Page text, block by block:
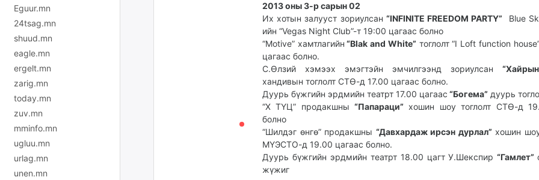
Eguur.mn
24tsag.mn
shuud.mn
eagle.mn
ergelt.mn
zarig.mn
today.mn
zuv.mn
mminfo.mn
ugluu.mn
urlag.mn
unen.mn
2013 оны 3-р сарын 02
Их хотын залууст зориулсан “INFINITE FREEDOM PARTY” Blue
ийн “Vegas Night Club”-т 19:00 цагаас болно
“Motive” хамтлагийн “Blak and White” тоглолт “I Loft function
цагаас болно.
С.Өлзий хэмээх эмэгтэйн эмчилгээнд зориулсан
хандивын тоглолт СТӨ-д 17.00 цагаас болно.
Дуурь бүжгийн эрдмийн театрт 17.00 цагаас “Богема” дуурь
“X ТҮЦ” продакшны“Папараци” хошин шоу тоглолт СТӨ-д
болно
“Шилдэг өнгө” продакшны “Давхардаж ирсэн дурлал” хошин
МҮЭСТО-д 19.00 цагаас болно.
Дуурь бүжгийн эрдмийн театрт 18.00 цагт У.Шекспир“Гамлет”
жүжиг